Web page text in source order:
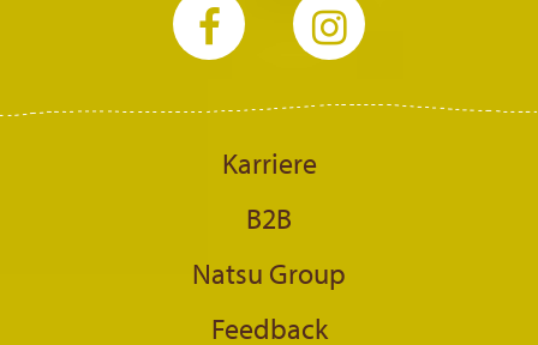
Karriere
B2B
Natsu Group
Feedback